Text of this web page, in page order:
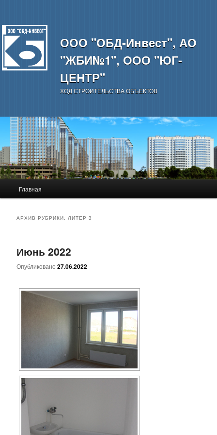
ООО "ОБД-Инвест", АО
"ЖБИ№1", ООО "ЮГ-
ЦЕНТР"
ХОД СТРОИТЕЛЬСТВА ОБЪЕКТОВ
Перейти
содержимому
Перейти
содержимому
Главная
АРХИВ РУБРИКИ:ЛИТЕР 3
Июнь 2022
Опубликовано27.06.2022